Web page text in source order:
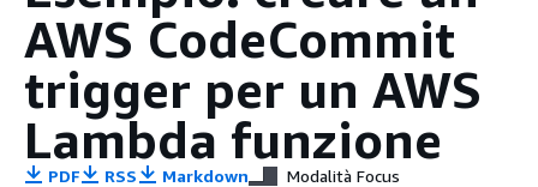
AWS CodeCommit
trigger per un AWS
Lambda funzione
PDF RSS Markdown Modalità Focus